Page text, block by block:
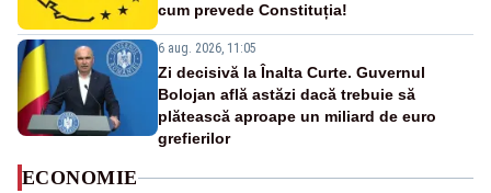
cum prevede Constituția!
6 aug. 2026, 11:05
Zi decisivă la Înalta Curte. Guvernul
Bolojan află astăzi dacă trebuie să
plătească aproape un miliard de euro
grefierilor
ECONOMIE